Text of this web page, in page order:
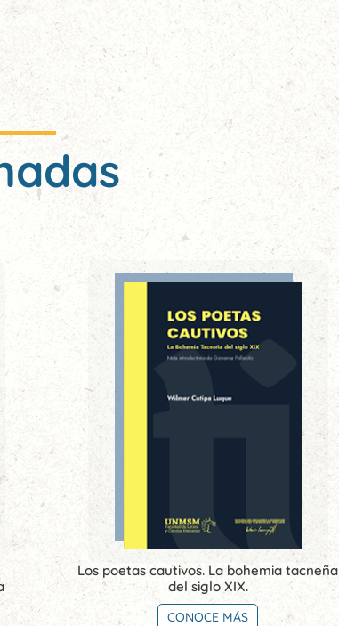
Los poetas cautivos. La bohemia tacneña
del siglo XIX.
CONOCE MÁS